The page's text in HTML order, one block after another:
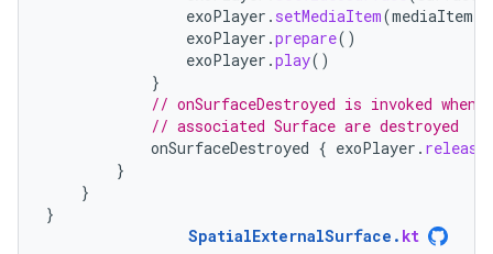
exoPlayer . setMediaItem(mediaItem
exoPlayer .prepare()
exoPlayer .play()
}
// onSurfaceDestroyed is invoked
// associated Surface are destroyed
onSurfaceDestroyed { exoPlayer . release
}
}
}
SpatialExternalSurface . kt